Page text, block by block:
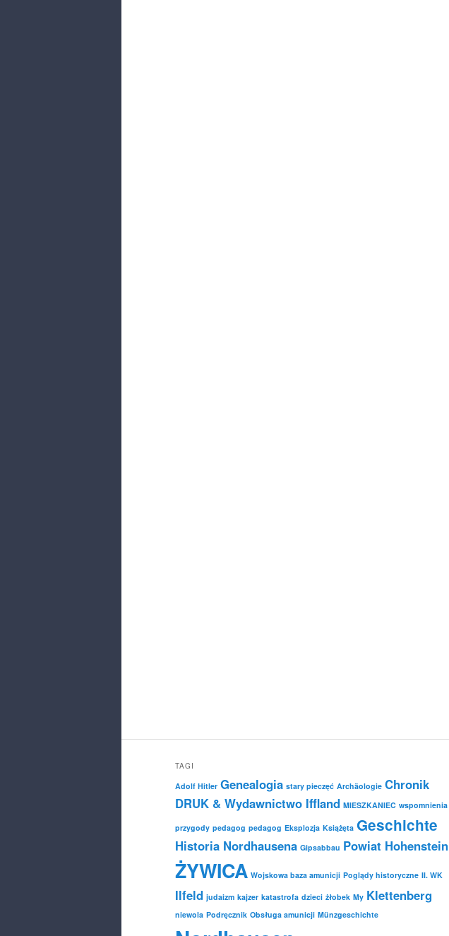
TAGI
Adolf Hitler Genealogia stary pieczęć Archäologie Chronik
DRUK & Wydawnictwo Iffland MIESZKANIEC wspomnienia
przygody pedagog pedagog Eksplozja Książęta Geschichte
Historia Nordhausena Gipsabbau Powiat Hohenstein
ŻYWICA Wojskowa baza amunicji Poglądy historyczne II. WK
Ilfeld judaizm kajzer katastrofa dzieci żłobek My Klettenberg
niewola Podręcznik Obsługa amunicji Münzgeschichte